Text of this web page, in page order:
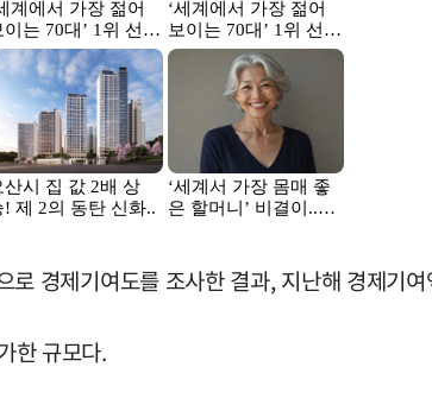
경제기여도를 조사한 결과, 지난해 경제기
한 규모다.